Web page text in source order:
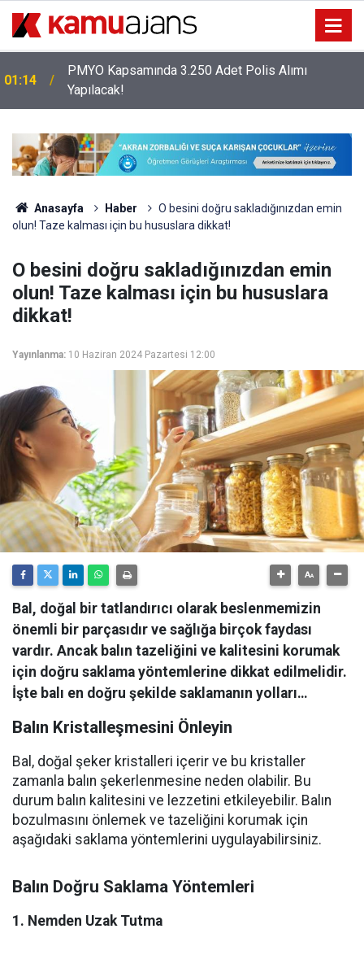
01:14
PMYO Kapsamında 3.250 Adet Polis Alımı
Yapılacak!
Anasayfa Haber
O besini doğru sakladığınızdan emin
olun! Taze kalması için bu hususlara dikkat!
O besini doğru sakladığınızdan emin
olun! Taze kalması için bu hususlara
dikkat!
Yayınlanma: 10 Haziran 2024 Pazartesi 12:00
Bal, doğal bir tatlandırıcı olarak beslenmemizin
önemli bir parçasıdır ve sağlığa birçok faydası
vardır. Ancak balın tazeliğini ve kalitesini korumak
için doğru saklama yöntemlerine dikkat edilmelidir.
İşte balı en doğru şekilde saklamanın yolları…
Balın Kristalleşmesini Önleyin
Bal, doğal şeker kristalleri içerir ve bu kristaller
zamanla balın şekerlenmesine neden olabilir. Bu
durum balın kalitesini ve lezzetini etkileyebilir. Balın
bozulmasını önlemek ve tazeliğini korumak için
aşağıdaki saklama yöntemlerini uygulayabilirsiniz.
Balın Doğru Saklama Yöntemleri
1. Nemden Uzak Tutma